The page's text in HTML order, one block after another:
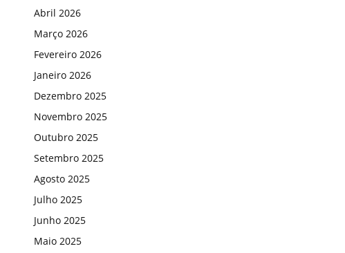
Abril 2026
Março 2026
Fevereiro 2026
Janeiro 2026
Dezembro 2025
Novembro 2025
Outubro 2025
Setembro 2025
Agosto 2025
Julho 2025
Junho 2025
Maio 2025